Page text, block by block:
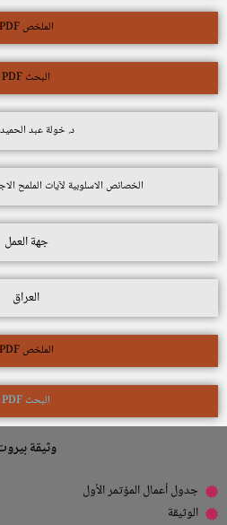
الملخص PDF
البحث PDF
د. خولة عبد
الخصائص الاسلوبية لآيات الملمح
جهة العمل
العراق
الملخص PDF
البحث PDF
وثيقة
جدول أعمال المؤتمر الأول
الوثيقة